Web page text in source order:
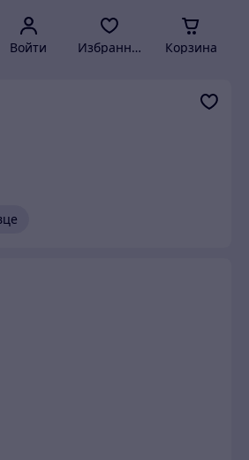
Войти Избранное Корзина